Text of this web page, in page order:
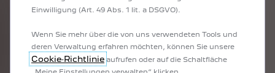
Einwilligung (Art. 49 Abs. 1 lit. a DSGVO).
Wenn Sie mehr über die von uns verwendeten Tools und
deren Verwaltung erfahren möchten, können Sie unsere
Cookie‑Richtlinie aufrufen oder auf die Schaltfläche